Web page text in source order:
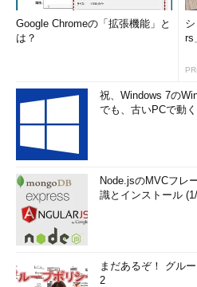
Google Chromeの「拡張機能」と
は？
rs
祝、Windows 7の
でも、古いPCで動
Node.jsのMVCフレ
識とインストール
まだあるぞ！ グル
2